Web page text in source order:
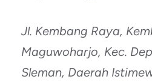
Jl. Kembang Raya,
Maguwoharjo, Kec.
Sleman, Daerah